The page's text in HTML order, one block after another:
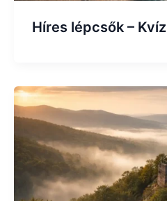
Híres lépcsők – Kvíz